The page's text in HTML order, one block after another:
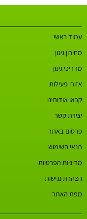
עמוד ראשי
מחירון גינון
מדריכי גינון
אזורי פעילות
קראו אודותינו
יצירת קשר
פרסום באתר
תנאי השימוש
מדיניות הפרטיות
הצהרת נגישות
מפת האתר